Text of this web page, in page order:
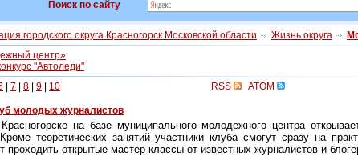
Поиск по сайту
городского округа Красногорск Московской области Жизнь округа
центр»
"Автоледи"
7 8 9 10 RSS ATOM
молодых журналистов
на базе муниципального молодежного центра
теоретических занятий участники клуба смогут сразу на
проходить открытые мастер-классы от известных журналистов и